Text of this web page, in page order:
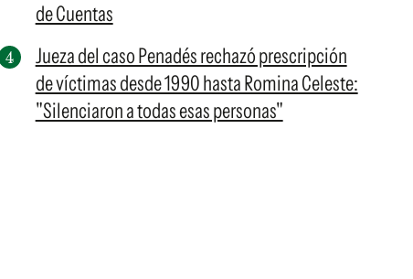
de Cuentas
Jueza del caso Penadés rechazó prescripción
de víctimas desde 1990 hasta Romina Celeste:
"Silenciaron a todas esas personas"